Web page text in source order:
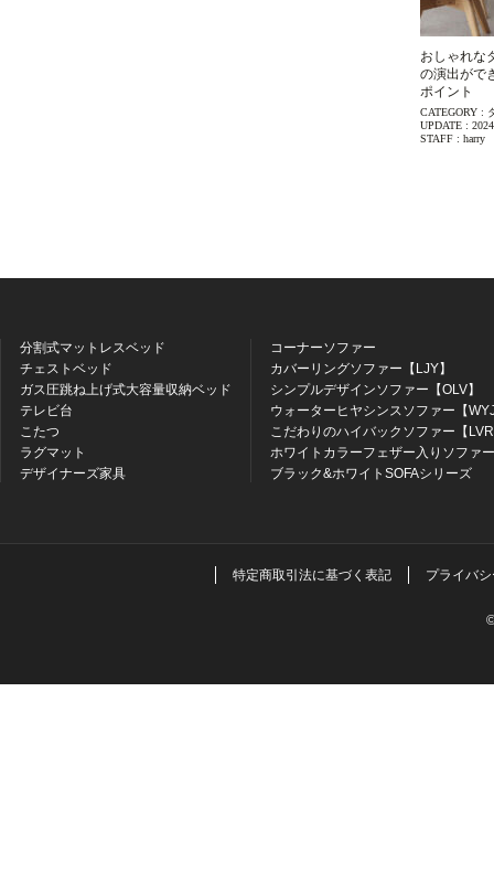
おしゃれな
の演出がで
ポイント
CATEGORY :
UPDATE :
STAFF : harry
分割式マットレスベッド
チェストベッド
ガス圧跳ね上げ式大容量収納ベッド
テレビ台
こたつ
ラグマット
デザイナーズ家具
コーナーソファー
カバーリングソファー【LJY】
シンプルデザインソファー【OLV】
ウォーターヒヤシンスソファー【
こだわりのハイバックソファー【
ホワイトカラーフェザー入りソファ
ブラック&ホワイトSOFAシリーズ
特定商取引法に基づく表記 プライバ